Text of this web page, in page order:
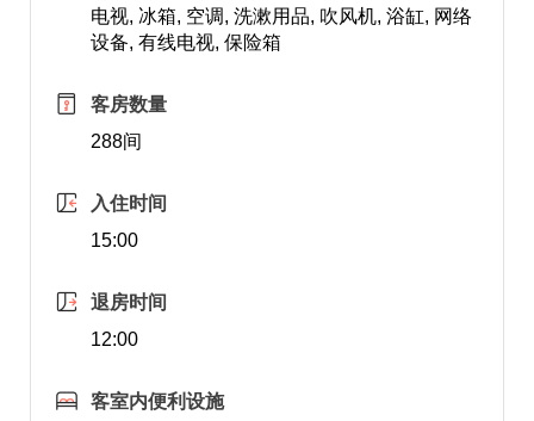
电视, 冰箱, 空调, 洗漱用品, 吹风机, 浴缸, 网络
设备, 有线电视, 保险箱
客房数量
288间
入住时间
15:00
退房时间
12:00
客室内便利设施